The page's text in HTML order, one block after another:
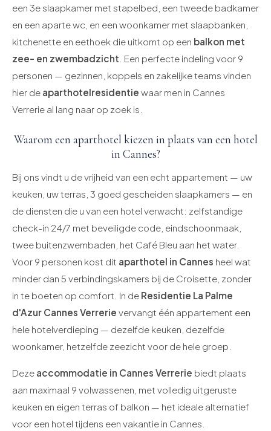
een 3e slaapkamer met stapelbed, een tweede badkamer
en een aparte wc, en een woonkamer met slaapbanken,
kitchenette en eethoek die uitkomt op een balkon met
zee- en zwembadzicht . Een perfecte indeling voor 9
personen — gezinnen, koppels en zakelijke teams vinden
hier de aparthotelresidentie waar men in Cannes
Verrerie al lang naar op zoek is.
Waarom een aparthotel kiezen in plaats van een hotel
in Cannes?
Bij ons vindt u de vrijheid van een echt appartement — uw
keuken, uw terras, 3 goed gescheiden slaapkamers — en
de diensten die u van een hotel verwacht: zelfstandige
check-in 24/7 met beveiligde code, eindschoonmaak,
twee buitenzwembaden, het Café Bleu aan het water.
Voor 9 personen kost dit aparthotel in Cannes heel wat
minder dan 5 verbindingskamers bij de Croisette, zonder
in te boeten op comfort. In de Residentie La Palme
d'Azur Cannes Verrerie vervangt één appartement een
hele hotelverdieping — dezelfde keuken, dezelfde
woonkamer, hetzelfde zeezicht voor de hele groep.
Deze accommodatie in Cannes Verrerie biedt plaats
aan maximaal 9 volwassenen, met volledig uitgeruste
keuken en eigen terras of balkon — het ideale alternatief
voor een hotel tijdens een vakantie in Cannes.